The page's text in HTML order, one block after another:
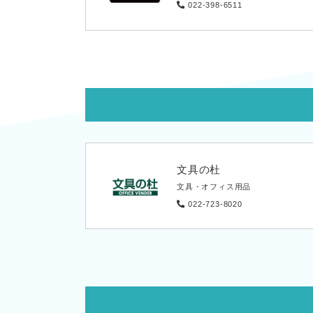
022-398-6511
文具の杜
文具・オフィス用品
022-723-8020